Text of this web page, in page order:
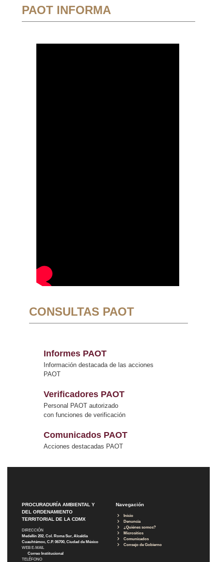
PAOT INFORMA
CONSULTAS PAOT
Informes PAOT
Información destacada de las acciones
PAOT
Verificadores PAOT
Personal PAOT autorizado
con funciones de verificación
Comunicados PAOT
Acciones destacadas PAOT
PROCURADURÍA AMBIENTAL Y
DEL ORDENAMIENTO
TERRITORIAL DE LA CDMX
DIRECCIÓN
Medellín 202, Col. Roma Sur, Alcaldía
Cuauhtémoc, C.P. 06700, Ciudad de México
WEB E-MAIL
Correo Institucional
TELÉFONO
Navegación
Inicio
Denuncia
¿Quiénes somos?
Micrositios
Comunicados
Consejo de Gobierno